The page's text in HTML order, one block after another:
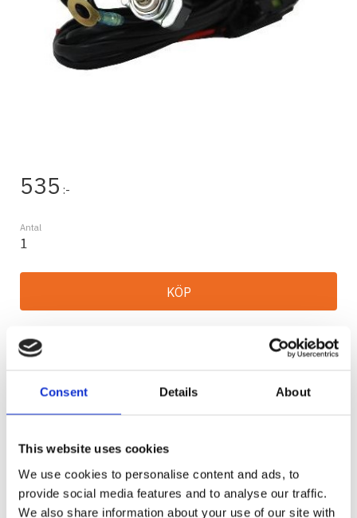
Consent Details About
This website uses cookies
We use cookies to personalise content and ads, to
provide social media features and to analyse our traffic.
We also share information about your use of our site with
535 :-
Antal
KÖP
Lagerstatus
2-5 vardagar
Artikelnr
P-HARNESS.XIL
Visa alla produkter från Vision X
VISION X UNIVERSALT KABLAGE 1 LAMPA
DEUTSCH